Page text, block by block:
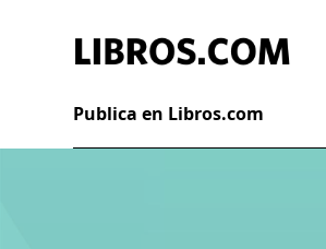
Publica en Libros.com